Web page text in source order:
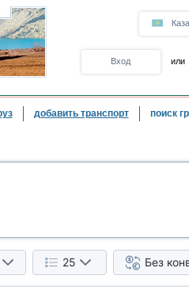
Вход или
добавить транспорт поиск
25 Без